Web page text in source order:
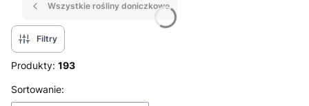
Wszystkie rośliny doniczkowe
Filtry
Produkty: 193
Lista produktów
Sortowanie: